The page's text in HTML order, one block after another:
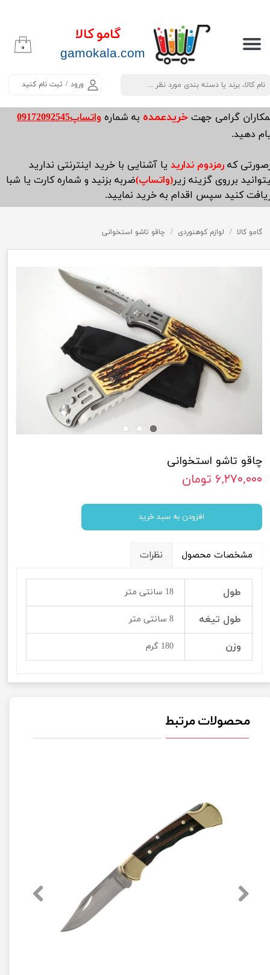
گامو کالا
​​​​​​gamokala.com
ورود / ثبت نام کنید
حساب کاربری من
تغییر گذر واژه
سفارشات
خروج از حساب کاربری
۰
گرامی جهت خریدعمده به شماره واتساپ09172092545
دهید.
که رمزدوم ندارید یا آشنایی با خرید اینترنتی ندارید
برروی گزینه زیر(واتساپ)ضربه بزنید و شماره کارت یا شبا
کنید سپس اقدام به خرید نمایید.
گامو کالا لوازم کوهنوردی چاقو تاشو استخوانی
چاقو تاشو استخوانی
۶,۲۷۰,۰۰۰ تومان
افزودن به سبد خرید
مشخصات محصول نظرات
طول 18 سانتی متر
طول تیغه 8 سانتی متر
وزن 180 گرم
محصولات مرتبط